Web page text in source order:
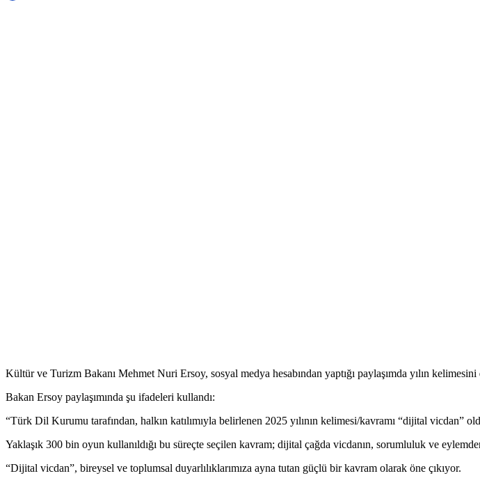
Kültür ve Turizm Bakanı Mehmet Nuri Ersoy, sosyal medya hesabından yaptığı paylaşımda yılın
Bakan Ersoy paylaşımında şu ifadeleri kullandı:
“Türk Dil Kurumu tarafından, halkın katılımıyla belirlenen 2025 yılının kelimesi/kavramı “dijital vicdan”
Yaklaşık 300 bin oyun kullanıldığı bu süreçte seçilen kavram; dijital çağda vicdanın, sorumluluk ve
“Dijital vicdan”, bireysel ve toplumsal duyarlılıklarımıza ayna tutan güçlü bir kavram olarak öne çıkıyor.